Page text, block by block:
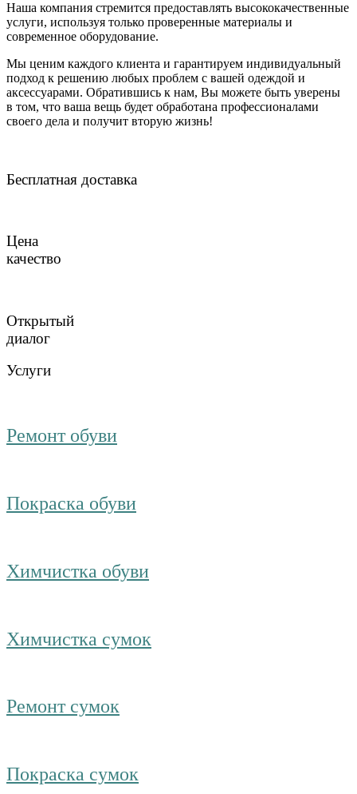
Наша компания стремится предоставлять высококачественные
услуги, используя только проверенные материалы и
современное оборудование.
Мы ценим каждого клиента и гарантируем индивидуальный
подход к решению любых проблем с вашей одеждой и
аксессуарами. Обратившись к нам, Вы можете быть уверены
в том, что ваша вещь будет обработана профессионалами
своего дела и получит вторую жизнь!
Бесплатная доставка
Цена
качество
Открытый
диалог
Услуги
Ремонт обуви
Покраска обуви
Химчистка обуви
Химчистка сумок
Ремонт сумок
Покраска сумок